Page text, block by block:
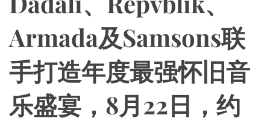
Armada及Samsons联
手打造年度最强怀旧音
乐盛宴，8月22日，约